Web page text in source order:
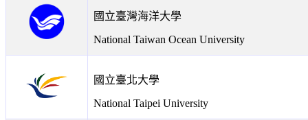
國立臺灣海洋大學
National Taiwan Ocean University
國立臺北大學
National Taipei University